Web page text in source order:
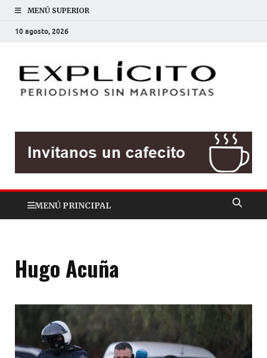
MENÚ SUPERIOR
10 agosto, 2026
MENÚ PRINCIPAL
Hugo Acuña